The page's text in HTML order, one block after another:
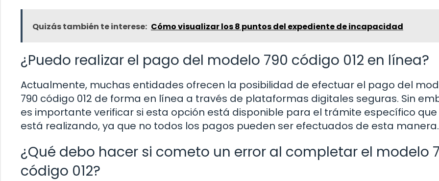
Quizás también te interese: Cómo visualizar los 8 puntos del expediente de incapacidad
¿Puedo realizar el pago del modelo 790 código 012 en línea?
Actualmente, muchas entidades ofrecen la posibilidad de efectuar el pago del
790 código 012 de forma en línea a través de plataformas digitales seguras. Sin
es importante verificar si esta opción está disponible para el trámite específico que
está realizando, ya que no todos los pagos pueden ser efectuados de esta manera.
¿Qué debo hacer si cometo un error al completar el modelo
código 012?